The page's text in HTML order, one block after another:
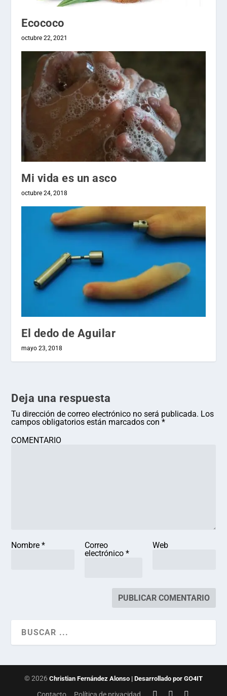
Ecococo
octubre 22, 2021
Mi vida es un asco
octubre 24, 2018
El dedo de Aguilar
mayo 23, 2018
Deja una respuesta
Tu dirección de correo electrónico no será publicada. Los
campos obligatorios están marcados con*
COMENTARIO
Nombre*
Correo
electrónico *
Web
© 2026 Christian Fernández Alonso | Desarrollado por GO4IT